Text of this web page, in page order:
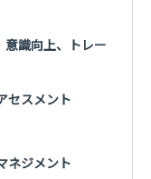
意識向上、トレー
セスメント
ネジメント